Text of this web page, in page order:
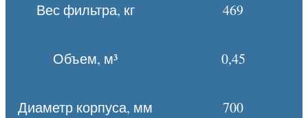
Вес фильтра, кг 469
Объем, м³ 0,45
Диаметр корпуса, мм 700